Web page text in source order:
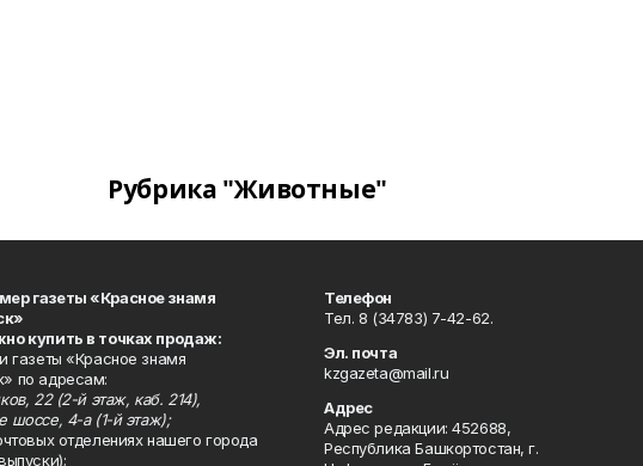
Рубрика "Животные"
газеты «Красное знамя
купить в точках продаж:
газеты «Красное знамя
по адресам:
22 (2-й этаж, каб. 214),
шоссе, 4-а (1-й этаж);
отделениях нашего города
Телефон
Тел. 8 (34783) 7-42-62.
Эл. почта
kzgazeta@mail.ru
Адрес
Адрес редакции: 452688,
Республика Башкортостан, г.